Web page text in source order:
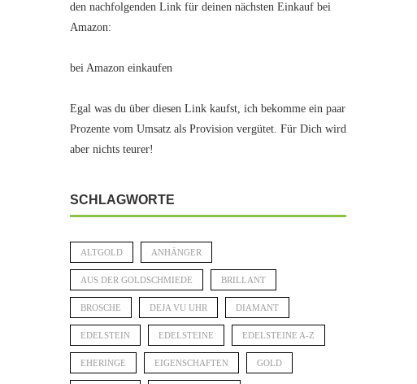
den nachfolgenden Link für deinen nächsten Einkauf bei
Amazon:
bei Amazon einkaufen
Egal was du über diesen Link kaufst, ich bekomme ein paar
Prozente vom Umsatz als Provision vergütet. Für Dich wird
aber nichts teurer!
SCHLAGWORTE
ALTGOLD ANHÄNGER
AUS DER GOLDSCHMIEDE BRILLANT
BROSCHE DEJA VU UHR DIAMANT
EDELSTEIN EDELSTEINE EDELSTEINE A-Z
EHERINGE EIGENSCHAFTEN GOLD